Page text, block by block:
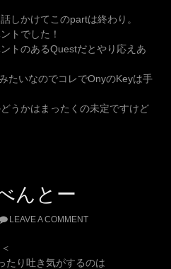
しかけてこのpartは終わり。
トでした！
トのあるQuestだとやり応えあ
たいなのでコレでOnyのKeyは手
うかはまったくの未定ですけど
んとー
LEAVE A COMMENT
たり吐き気がするのは